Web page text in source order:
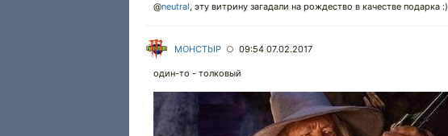
@neutral, эту витрину загадали на рождество в качестве подарка :)
MOHCTbIP ○ 09:54 07.02.2017
один-то - толковый